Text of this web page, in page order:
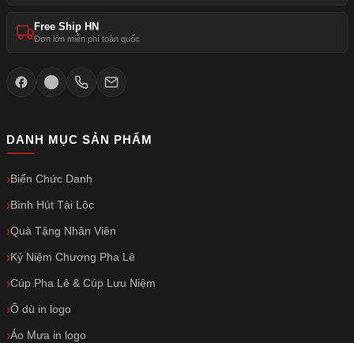
Free Ship HN
Đơn lớn miễn phí toàn quốc
DANH MỤC SẢN PHẨM
Biển Chức Danh
Bình Hút Tài Lộc
Quà Tặng Nhân Viên
Kỷ Niệm Chương Pha Lê
Cúp Pha Lê & Cúp Lưu Niệm
Ô dù in logo
Áo Mưa in logo